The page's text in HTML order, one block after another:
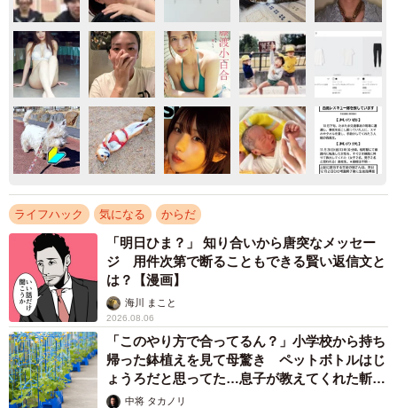
ライフハック 気になる からだ
「明日ひま？」 知り合いから唐突なメッセー
ジ 用件次第で断ることもできる賢い返信文と
は？【漫画】
海川 まこと
2026.08.06
「このやり方で合ってるん？」小学校から持ち
帰った鉢植えを見て母驚き ペットボトルはじ
ょうろだと思ってた…息子が教えてくれた斬新
な水やりとは
中将 タカノリ